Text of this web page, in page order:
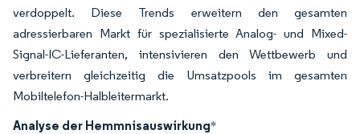
verdoppelt. Diese Trends erweitern den gesamten
adressierbaren Markt für spezialisierte Analog- und Mixed-
Signal-IC-Lieferanten, intensivieren den Wettbewerb und
verbreitern gleichzeitig die Umsatzpools im gesamten
Mobiltelefon-Halbleitermarkt.
Analyse der Hemmnisauswirkung*